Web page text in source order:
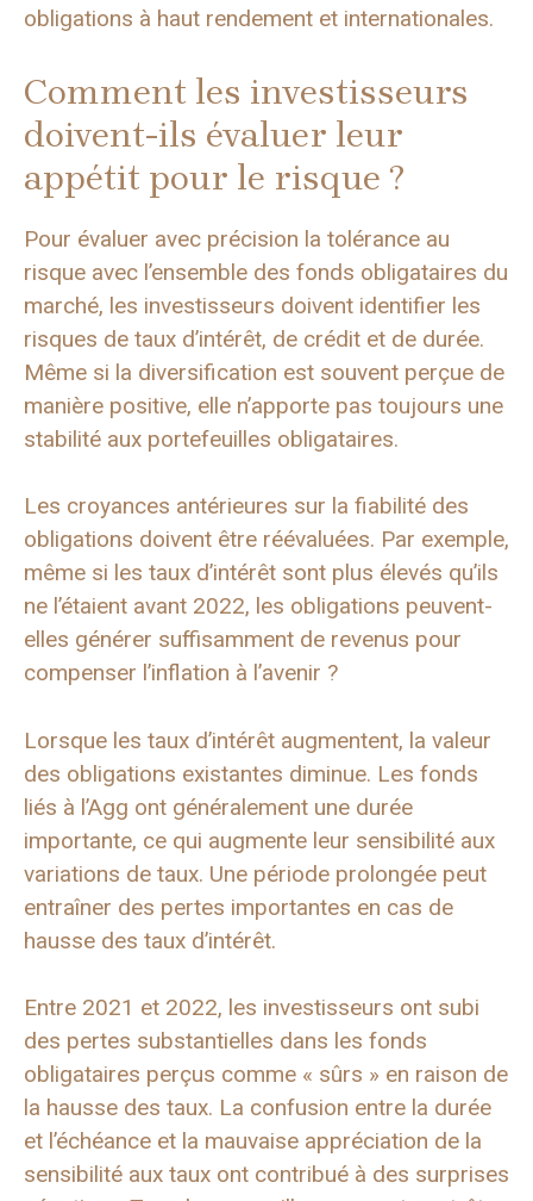
obligations à haut rendement et internationales.
Comment les investisseurs
doivent-ils évaluer leur
appétit pour le risque ?
Pour évaluer avec précision la tolérance au
risque avec l’ensemble des fonds obligataires du
marché, les investisseurs doivent identifier les
risques de taux d’intérêt, de crédit et de durée.
Même si la diversification est souvent perçue de
manière positive, elle n’apporte pas toujours une
stabilité aux portefeuilles obligataires.
Les croyances antérieures sur la fiabilité des
obligations doivent être réévaluées. Par exemple,
même si les taux d’intérêt sont plus élevés qu’ils
ne l’étaient avant 2022, les obligations peuvent-
elles générer suffisamment de revenus pour
compenser l’inflation à l’avenir ?
Lorsque les taux d’intérêt augmentent, la valeur
des obligations existantes diminue. Les fonds
liés à l’Agg ont généralement une durée
importante, ce qui augmente leur sensibilité aux
variations de taux. Une période prolongée peut
entraîner des pertes importantes en cas de
hausse des taux d’intérêt.
Entre 2021 et 2022, les investisseurs ont subi
des pertes substantielles dans les fonds
obligataires perçus comme « sûrs » en raison de
la hausse des taux. La confusion entre la durée
et l’échéance et la mauvaise appréciation de la
sensibilité aux taux ont contribué à des surprises